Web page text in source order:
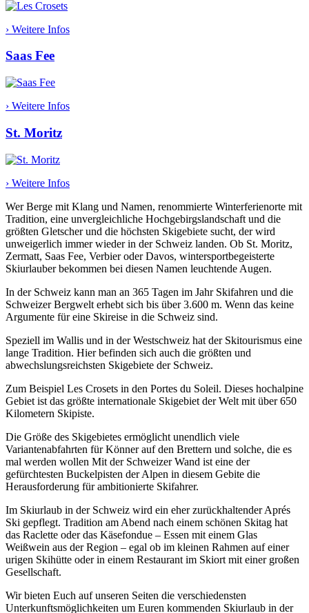
› Weitere Infos
Saas Fee
› Weitere Infos
St. Moritz
› Weitere Infos
Wer Berge mit Klang und Namen, renommierte Winterferienorte mit
Tradition, eine unvergleichliche Hochgebirgslandschaft und die
größten Gletscher und die höchsten Skigebiete sucht, der wird
unweigerlich immer wieder in der Schweiz landen. Ob St. Moritz,
Zermatt, Saas Fee, Verbier oder Davos, wintersportbegeisterte
Skiurlauber bekommen bei diesen Namen leuchtende Augen.
In der Schweiz kann man an 365 Tagen im Jahr Skifahren und die
Schweizer Bergwelt erhebt sich bis über 3.600 m. Wenn das keine
Argumente für eine Skireise in die Schweiz sind.
Speziell im Wallis und in der Westschweiz hat der Skitourismus eine
lange Tradition. Hier befinden sich auch die größten und
abwechslungsreichsten Skigebiete der Schweiz.
Zum Beispiel Les Crosets in den Portes du Soleil. Dieses hochalpine
Gebiet ist das größte internationale Skigebiet der Welt mit über 650
Kilometern Skipiste.
Die Größe des Skigebietes ermöglicht unendlich viele
Variantenabfahrten für Könner auf den Brettern und solche, die es
mal werden wollen Mit der Schweizer Wand ist eine der
gefürchtesten Buckelpisten der Alpen in diesem Gebite die
Herausforderung für ambitionierte Skifahrer.
Im Skiurlaub in der Schweiz wird ein eher zurückhaltender Aprés
Ski gepflegt. Tradition am Abend nach einem schönen Skitag hat
das Raclette oder das Käsefondue – Essen mit einem Glas
Weißwein aus der Region – egal ob im kleinen Rahmen auf einer
urigen Skihütte oder in einem Restaurant im Skiort mit einer großen
Gesellschaft.
Wir bieten Euch auf unseren Seiten die verschiedensten
Unterkunftsmöglichkeiten um Euren kommenden Skiurlaub in der